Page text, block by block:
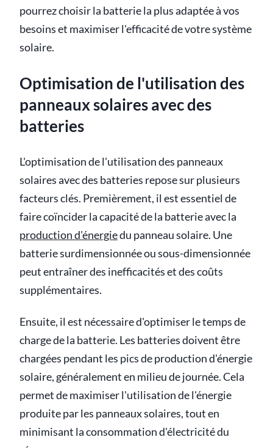
pourrez choisir la batterie la plus adaptée à vos
besoins et maximiser l'efficacité de votre système
solaire.
Optimisation de l'utilisation des
panneaux solaires avec des
batteries
L'optimisation de l'utilisation des panneaux
solaires avec des batteries repose sur plusieurs
facteurs clés. Premièrement, il est essentiel de
faire coïncider la capacité de la batterie avec la
production d'énergiedu panneau solaire. Une
batterie surdimensionnée ou sous-dimensionnée
peut entraîner des inefficacités et des coûts
supplémentaires.
Ensuite, il est nécessaire d'optimiser le temps de
charge de la batterie. Les batteries doivent être
chargées pendant les pics de production d'énergie
solaire, généralement en milieu de journée. Cela
permet de maximiser l'utilisation de l'énergie
produite par les panneaux solaires, tout en
minimisant la consommation d'électricité du